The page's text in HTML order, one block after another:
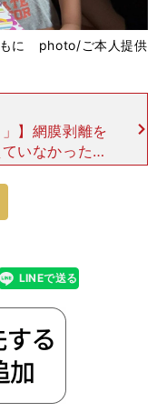
もに photo/ご本人提供
】網膜剥離を
いなかったと
2025年4月3
れるなか
LINEで送る